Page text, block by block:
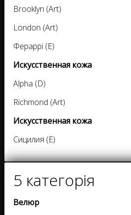
Brooklyn (Art)
London (Art)
Фераррі (E)
Искусственная кожа
Alpha (D)
Richmond (Art)
Искусственная кожа
Сицилия (E)
5 категорія
Велюр